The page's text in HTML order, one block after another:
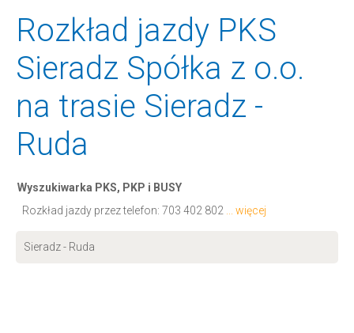
Rozkład jazdy PKS
Sieradz Spółka z o.o.
na trasie Sieradz -
Ruda
Wyszukiwarka PKS, PKP i BUSY
Rozkład jazdy przez telefon: 703 402 802 ... więcej
Sieradz - Ruda